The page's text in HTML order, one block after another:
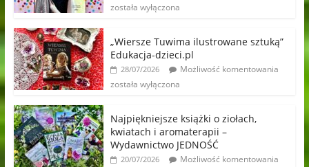
została wyłączona
„Wiersze Tuwima ilustrowane sztuką”
Edukacja-dzieci.pl
28/07/2026
Możliwość komentowania
została wyłączona
Najpiękniejsze książki o ziołach,
kwiatach i aromaterapii –
Wydawnictwo JEDNOŚĆ
20/07/2026
Możliwość komentowania